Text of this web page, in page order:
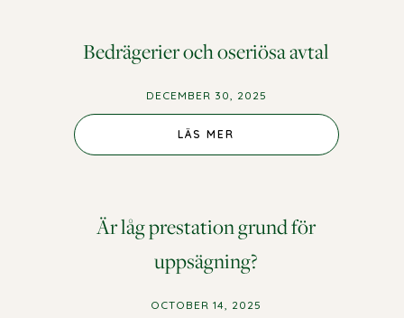
Bedrägerier och oseriösa avtal
DECEMBER 30, 2025
LÄS MER
Är låg prestation grund för
uppsägning?
OCTOBER 14, 2025